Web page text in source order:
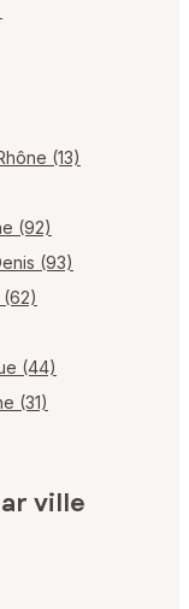
(13)
(92)
(93)
(44)
(31)
ville